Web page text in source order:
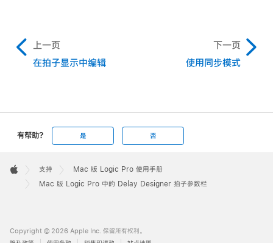
上一页
在拍子显示中编辑
下一页
使用同步模式
有帮助? 是 否
Footer

支持
Mac 版 Logic Pro 使用手册
Mac 版 Logic Pro 中的 Delay Designer 拍子参数栏
Copyright © 2026 Apple Inc. 保留所有权利。